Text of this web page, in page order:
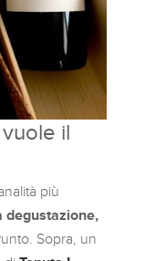
il
più
degustazione,
Sopra, un